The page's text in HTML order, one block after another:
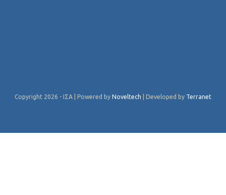
Copyright 2026 - ΙΣΑ | Powered by Noveltech | Developed by Terranet